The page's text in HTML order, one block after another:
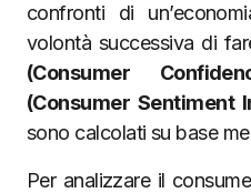
confronti di
volontà successiva di
(Consumer
(Consumer Sentiment
sono calcolati su base
Per analizzare il